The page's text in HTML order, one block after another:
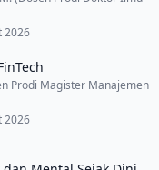
2026
Prodi Magister Manajemen
2026